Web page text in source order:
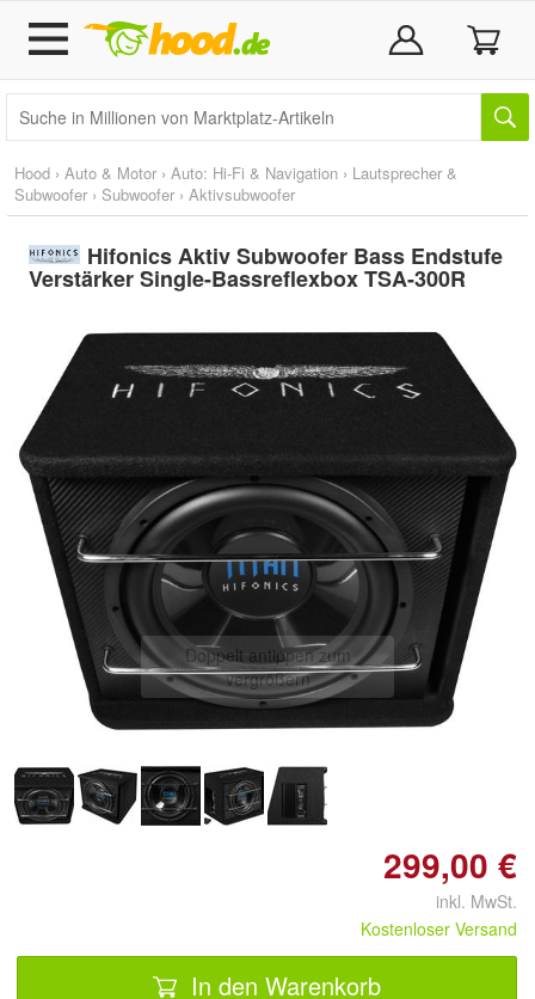
Hood › Auto & Motor › Auto: Hi-Fi & Navigation › Lautsprecher &
Subwoofer › Subwoofer › Aktivsubwoofer
Hifonics Aktiv Subwoofer Bass Endstufe
Verstärker Single-Bassreflexbox TSA-300R
Doppelt antippen zum
vergrößern
299,00 €
inkl. MwSt.
Kostenloser Versand
In den Warenkorb